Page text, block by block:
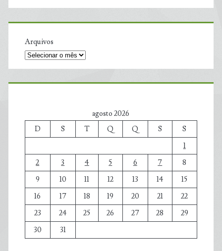
Arquivos
agosto 2026
D
S T Q Q S
S
1
2
3 4 5 6 7
8
9
10 11 12 13 14
15
16
17 18 19 20 21
22
23
24 25 26 27 28
29
30
31